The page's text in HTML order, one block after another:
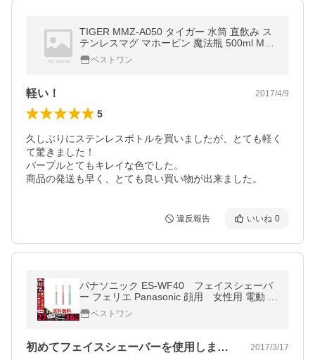
TIGER MMZ-A050 タイガー 水筒 直飲み ス
テンレスマグ マホービン 魔法瓶 500ml MM
ZA050 ステンレスボトル|1
ベストワン
軽い！ 2017/4/9
5
久しぶりにステンレスボトルを買いましたが、とても軽く
て驚きました！
パープルとてもキレイな色でした。
商品の発送も早く、とても良い買い物が出来ました。
違反報告 いいね 0
パナソニック ES-WF40 フェイスシェーバ
ー フェリエ Panasonic 顔用 女性用 電動 E
SWF40
ベストワン
初めてフェイスシェーバーを使用しました… 2017/3/17